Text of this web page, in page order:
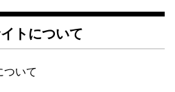
トについて
いて